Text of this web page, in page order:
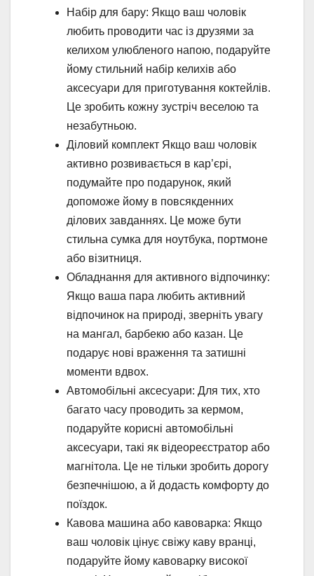
Набір для бару: Якщо ваш чоловік
любить проводити час із друзями за
келихом улюбленого напою, подаруйте
йому стильний набір келихів або
аксесуари для приготування коктейлів.
Це зробить кожну зустріч веселою та
незабутньою.
Діловий комплект Якщо ваш чоловік
активно розвивається в кар’єрі,
подумайте про подарунок, який
допоможе йому в повсякденних
ділових завданнях. Це може бути
стильна сумка для ноутбука, портмоне
або візитниця.
Обладнання для активного відпочинку:
Якщо ваша пара любить активний
відпочинок на природі, зверніть увагу
на мангал, барбекю або казан. Це
подарує нові враження та затишні
моменти вдвох.
Автомобільні аксесуари: Для тих, хто
багато часу проводить за кермом,
подаруйте корисні автомобільні
аксесуари, такі як відеореєстратор або
магнітола. Це не тільки зробить дорогу
безпечнішою, а й додасть комфорту до
поїздок.
Кавова машина або кавоварка: Якщо
ваш чоловік цінує свіжу каву вранці,
подаруйте йому кавоварку високої